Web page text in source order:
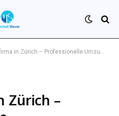
Zürich – Professionelle Umzugsservices für Ihren stressfreien Umzug
Zürich –